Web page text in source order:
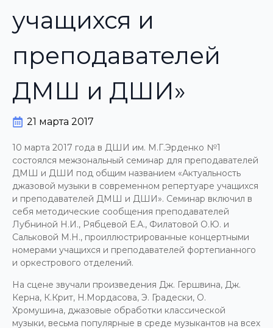
учащихся и
преподавателей
ДМШ и ДШИ»
21 марта 2017
10 марта 2017 года в ДШИ им. М.Г.Эрденко №1
состоялся межзональный семинар для преподавателей
ДМШ и ДШИ под общим названием «Актуальность
джазовой музыки в современном репертуаре учащихся
и преподавателей ДМШ и ДШИ». Семинар включил в
себя методические сообщения преподавателей
Лубниной Н.И., Рябцевой Е.А., Филатовой О.Ю. и
Сальковой М.Н., проиллюстрированные концертными
номерами учащихся и преподавателей фортепианного
и оркестрового отделений.
На сцене звучали произведения Дж. Гершвина, Дж.
Керна, К.Крит, Н.Мордасова, Э. Градески, О.
Хромушина, джазовые обработки классической
музыки, весьма популярные в среде музыкантов на всех